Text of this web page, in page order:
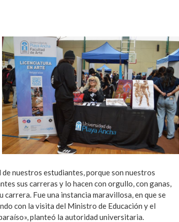
nuestros estudiantes, porque son nuestros
sus carreras y lo hacen con orgullo, con ganas,
Fue una instancia maravillosa, en que se
con la visita del Ministro de Educación y el
planteó la autoridad universitaria.